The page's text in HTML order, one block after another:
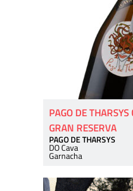
PAGO DE
GRAN RESERVA
PAGO DE THARSYS
DO Cava
Garnacha